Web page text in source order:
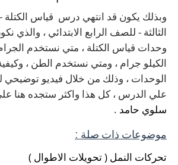
الثالثة - للصف الرابع الابتدائي ، والذي
وحدات قياس الكتلة ، متي نستخدم
الكيلو جرام ، ومتي نستخدم الطن ،
الوحدات ، وذلك من خلال فيديو توضيحي
علي الدرس ، كل هذا واكثر ستجده هنا
سلوي حامد .
موضوعات ذات صلة :
تحركات النمل ( تحويلات الاطوال )